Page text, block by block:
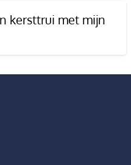
kersttrui met mijn